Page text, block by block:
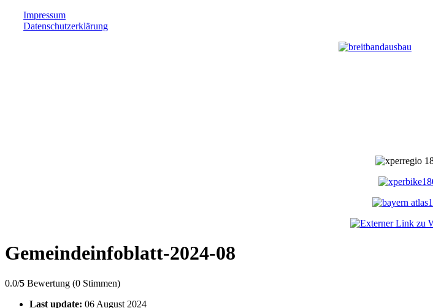
Impressum
Datenschutzerklärung
Gemeindeinfoblatt-2024-08
0.0/5 Bewertung (0 Stimmen)
Last update: 06 August 2024